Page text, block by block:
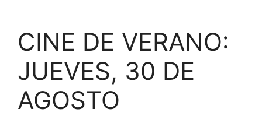
CINE DE VERANO:
JUEVES, 30 DE
AGOSTO